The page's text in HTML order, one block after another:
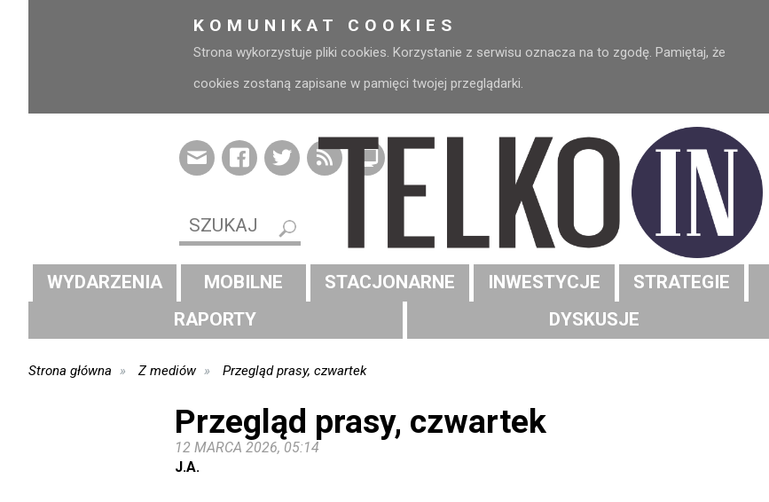
KOMUNIKAT COOKIES
Strona wykorzystuje pliki cookies. Korzystanie z serwisu oznacza na to zgodę. Pamiętaj, że
cookies zostaną zapisane w pamięci twojej przeglądarki.
WYDARZENIA MOBILNE STACJONARNE INWESTYCJE STRATEGIE
RAPORTY
DYSKUSJE
Strona główna Z mediów Przegląd prasy, czwartek
Przegląd prasy, czwartek
12 MARCA 2026, 05:14
J.A.